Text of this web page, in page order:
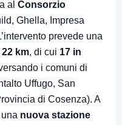
al Consorzio
Ghella, Impresa
prevede una
22 km, di cui 17 in
i comuni di
Uffugo, San
di Cosenza). A
nuova stazione